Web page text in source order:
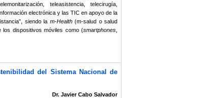
teleasistencia, telecirugía,
electrónica y las TIC en apoyo de la
siendo la m-Health(m-salud o salud
los dispositivos móviles como (smartphones
del Sistema Nacional de
Dr. Javier Cabo Salvador